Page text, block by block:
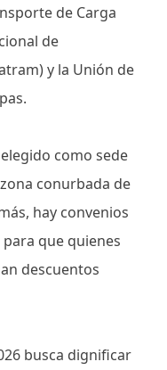
de Carga
de
y la Unión de
como sede
conurbada de
hay convenios
que quienes
descuentos
busca dignificar